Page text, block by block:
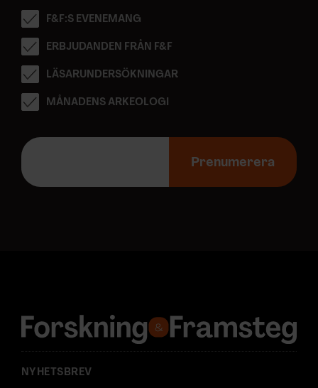
F&F:S EVENEMANG
ERBJUDANDEN FRÅN F&F
LÄSARUNDERSÖKNINGAR
MÅNADENS ARKEOLOGI
E
p
s
:
Prenumerera
NYHETSBREV